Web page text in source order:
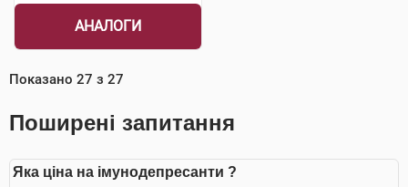
АНАЛОГИ
Показано 27 з 27
Поширені запитання
Яка ціна на імунодепресанти ?